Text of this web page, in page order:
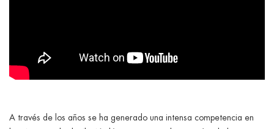
A través de los años se ha generado una intensa competencia en